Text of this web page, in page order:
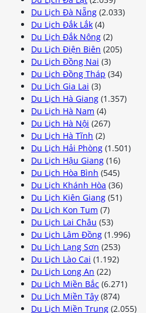
Du Lịch Đà Nẵng (2.033)
Du Lịch Đắk Lắk (4)
Du Lịch Đắk Nông (2)
Du Lịch Điện Biên (205)
Du Lịch Đồng Nai (3)
Du Lịch Đồng Tháp (34)
Du Lịch Gia Lai (3)
Du Lịch Hà Giang (1.357)
Du Lịch Hà Nam (4)
Du Lịch Hà Nội (267)
Du Lịch Hà Tĩnh (2)
Du Lịch Hải Phòng (1.501)
Du Lịch Hậu Giang (16)
Du Lịch Hòa Bình (545)
Du Lịch Khánh Hòa (36)
Du Lịch Kiên Giang (51)
Du Lịch Kon Tum (7)
Du Lịch Lai Châu (53)
Du Lịch Lâm Đồng (1.996)
Du Lịch Lạng Sơn (253)
Du Lịch Lào Cai (1.192)
Du Lịch Long An (22)
Du Lịch Miền Bắc (6.271)
Du Lịch Miền Tây (874)
Du Lịch Miền Trung (2.055)